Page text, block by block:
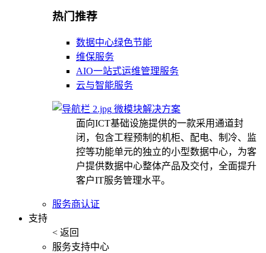
热门推荐
数据中心绿色节能
维保服务
AIO一站式运维管理服务
云与智能服务
微模块解决方案
面向ICT基础设施提供的一款采用通道封
闭，包含工程预制的机柜、配电、制冷、监
控等功能单元的独立的小型数据中心，为客
户提供数据中心整体产品及交付，全面提升
客户IT服务管理水平。
服务商认证
支持
< 返回
服务支持中心